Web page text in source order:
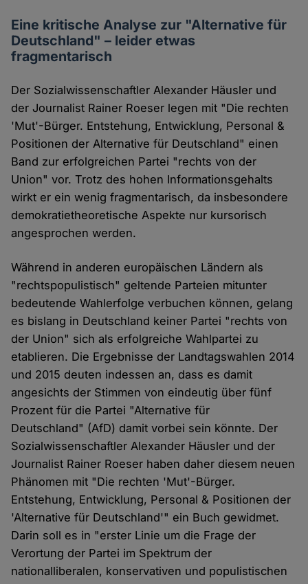
Eine kritische Analyse zur "Alternative für
Deutschland" – leider etwas
fragmentarisch
Der Sozialwissenschaftler Alexander Häusler und
der Journalist Rainer Roeser legen mit "Die rechten
'Mut'-Bürger. Entstehung, Entwicklung, Personal &
Positionen der Alternative für Deutschland" einen
Band zur erfolgreichen Partei "rechts von der
Union" vor. Trotz des hohen Informationsgehalts
wirkt er ein wenig fragmentarisch, da insbesondere
demokratietheoretische Aspekte nur kursorisch
angesprochen werden.
Während in anderen europäischen Ländern als
"rechtspopulistisch" geltende Parteien mitunter
bedeutende Wahlerfolge verbuchen können, gelang
es bislang in Deutschland keiner Partei "rechts von
der Union" sich als erfolgreiche Wahlpartei zu
etablieren. Die Ergebnisse der Landtagswahlen 2014
und 2015 deuten indessen an, dass es damit
angesichts der Stimmen von eindeutig über fünf
Prozent für die Partei "Alternative für
Deutschland" (AfD) damit vorbei sein könnte. Der
Sozialwissenschaftler Alexander Häusler und der
Journalist Rainer Roeser haben daher diesem neuen
Phänomen mit "Die rechten 'Mut'-Bürger.
Entstehung, Entwicklung, Personal & Positionen der
'Alternative für Deutschland'" ein Buch gewidmet.
Darin soll es in "erster Linie um die Frage der
Verortung der Partei im Spektrum der
nationalliberalen, konservativen und populistischen